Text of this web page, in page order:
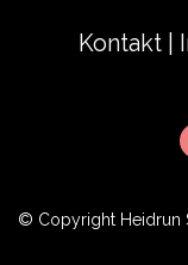
Kontakt
© Copyright Heidrun